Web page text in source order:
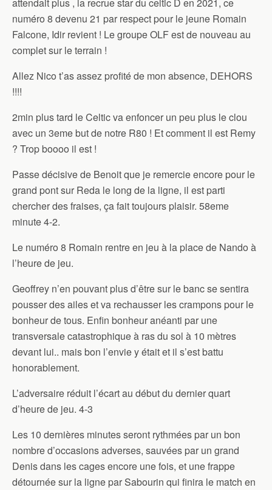
numéro 8 devenu 21 par respect pour le jeune Romain
Falcone, Idir revient ! Le groupe OLF est de nouveau au
complet sur le terrain !
Allez Nico t’as assez profité de mon absence, DEHORS
!!!!
2min plus tard le Celtic va enfoncer un peu plus le clou
avec un 3eme but de notre R80 ! Et comment il est Remy
? Trop boooo il est !
Passe décisive de Benoit que je remercie encore pour le
grand pont sur Reda le long de la ligne, il est parti
chercher des fraises, ça fait toujours plaisir. 58eme
minute 4-2.
Le numéro 8 Romain rentre en jeu à la place de Nando à
l’heure de jeu.
Geoffrey n’en pouvant plus d’être sur le banc se sentira
pousser des ailes et va rechausser les crampons pour le
bonheur de tous. Enfin bonheur anéanti par une
transversale catastrophique à ras du sol à 10 mètres
devant lui.. mais bon l’envie y était et il s’est battu
honorablement.
L’adversaire réduit l’écart au début du dernier quart
d’heure de jeu. 4-3
Les 10 dernières minutes seront rythmées par un bon
nombre d’occasions adverses, sauvées par un grand
Denis dans les cages encore une fois, et une frappe
détournée sur la ligne par Sabourin qui finira le match en